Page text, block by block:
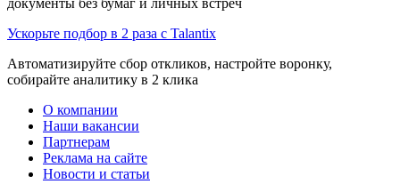
Ускорьте подбор в 2 раза с Talantix
Автоматизируйте сбор откликов, настройте воронку,
собирайте аналитику в 2 клика
О компании
Наши вакансии
Партнерам
Реклама на сайте
Новости и статьи